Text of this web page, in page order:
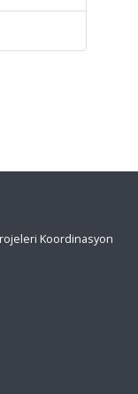
Koordinasyon